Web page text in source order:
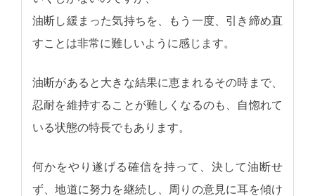
油断し緩まった気持ちを、もう一度、引き締め直
すことは非常に難しいように感じます。
油断があると大きな結果に恵まれるその時まで、
忍耐を維持することが難しくなるのも、自惚れて
いる状態の特長でもあります。
何かをやり遂げる確信を持って、決して油断せ
ず、地道に努力を継続し、周りの意見に耳を傾け